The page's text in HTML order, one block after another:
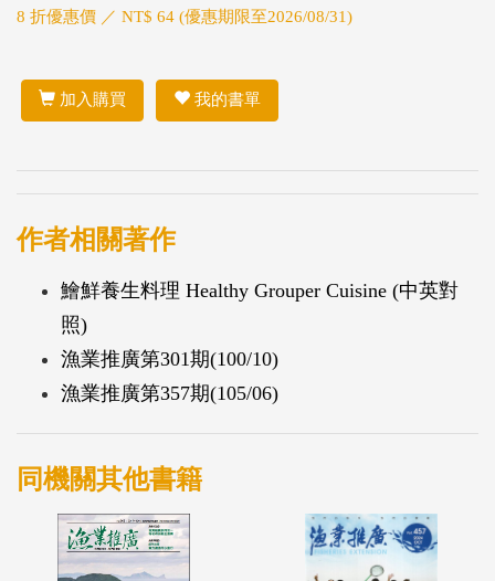
8 折優惠價 ／ NT$ 64 (優惠期限至2026/08/31)
加入購買 我的書單
作者相關著作
鱠鮮養生料理 Healthy Grouper Cuisine (中英對
照)
漁業推廣第301期(100/10)
漁業推廣第357期(105/06)
同機關其他書籍